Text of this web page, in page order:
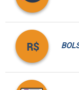
Contato